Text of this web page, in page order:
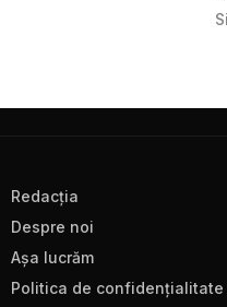
Redacţia
Despre noi
Aşa lucrăm
Politica de confidenţialitate